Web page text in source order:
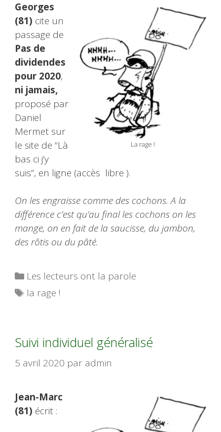
La rage !
Georges
(81) cite un
passage de
Pas de
dividendes
pour 2020,
ni jamais,
proposé par
Daniel
Mermet sur
le site de “Là
bas ci j’y
suis”, en ligne (accès libre ).
On les engraisse comme des cochons. A la
différence c’est qu’au final les cochons on les
mange, on en fait de la saucisse, du jambon,
des rôtis ou du pâté.
Catégories
Les lecteurs ont la parole
Étiquettes
la rage !
Suivi individuel généralisé
5 avril 2020 par admin
Jean-Marc
(81) écrit :